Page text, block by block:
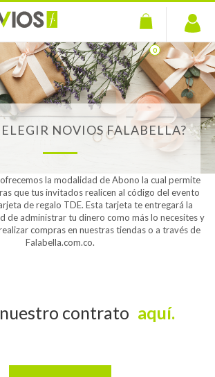
0
ELEGIR NOVIOS FALABELLA?
la modalidad de Abono la cual permite
que tus invitados realicen al código del evento
de regalo TDE. Esta tarjeta te entregará la
de administrar tu dinero como más lo necesites y
compras en nuestras tiendas o a través de
Falabella.com.co.
contrato aquí.